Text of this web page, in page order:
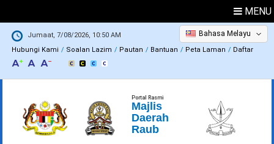
MENU
Jumaat, 7/08/2026, 10:50 AM
Hubungi Kami
Soalan Lazim Pautan Bantuan Peta Laman Daftar
Bahasa Melayu
Portal Rasmi
Majlis
Daerah
Raub